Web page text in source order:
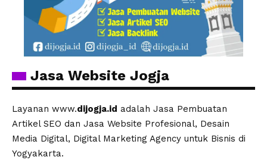
Jasa Website Jogja
Layanan www.dijogja.id adalah Jasa Pembuatan
Artikel SEO dan Jasa Website Profesional, Desain
Media Digital, Digital Marketing Agency untuk Bisnis di
Yogyakarta.